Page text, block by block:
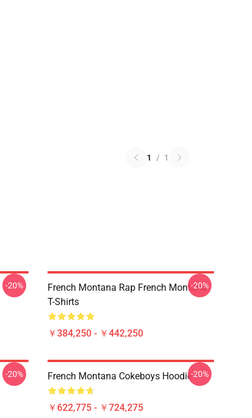
1 / 1
-20%
French Montana Rap French Montana
T-Shirts
￥384,250 - ￥442,250
-20%
-20% French Montana Cokeboys Hoodie
￥622,775 - ￥724,275
-20%